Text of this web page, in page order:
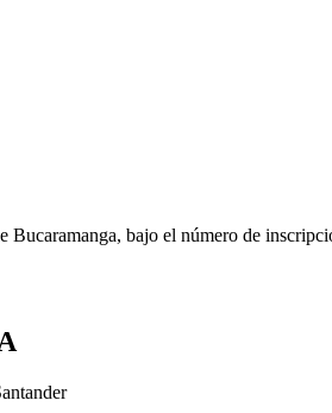
Bucaramanga, bajo el número de